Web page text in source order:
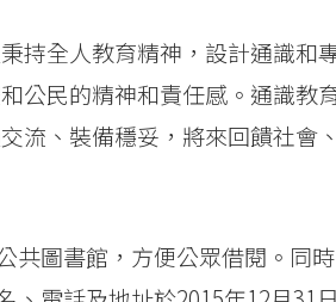
持全人教育精神，設計通識和
公民的精神和責任感。通識教
流、裝備穩妥，將來回饋社會、
圖書館，方便公眾借閱。同時